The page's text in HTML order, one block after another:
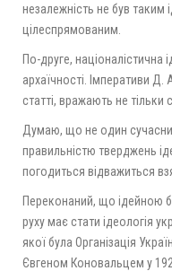
незалежність не був таким
цілеспрямованим.
По-друге, націоналістична
архаїчності. Імперативи Д.
статті, вражають не тільки
Думаю, що не один
правильністю тверджень
погодиться відважиться
Переконаний, що ідейною
руху має стати ідеологія
якої була Організація
Євгеном Коновальцем у